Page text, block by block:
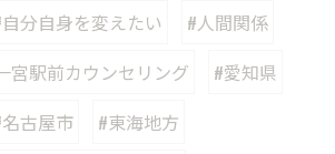
分自身を変えたい
#人間関係
宮駅前カウンセリング
#愛知県
古屋市
#東海地方